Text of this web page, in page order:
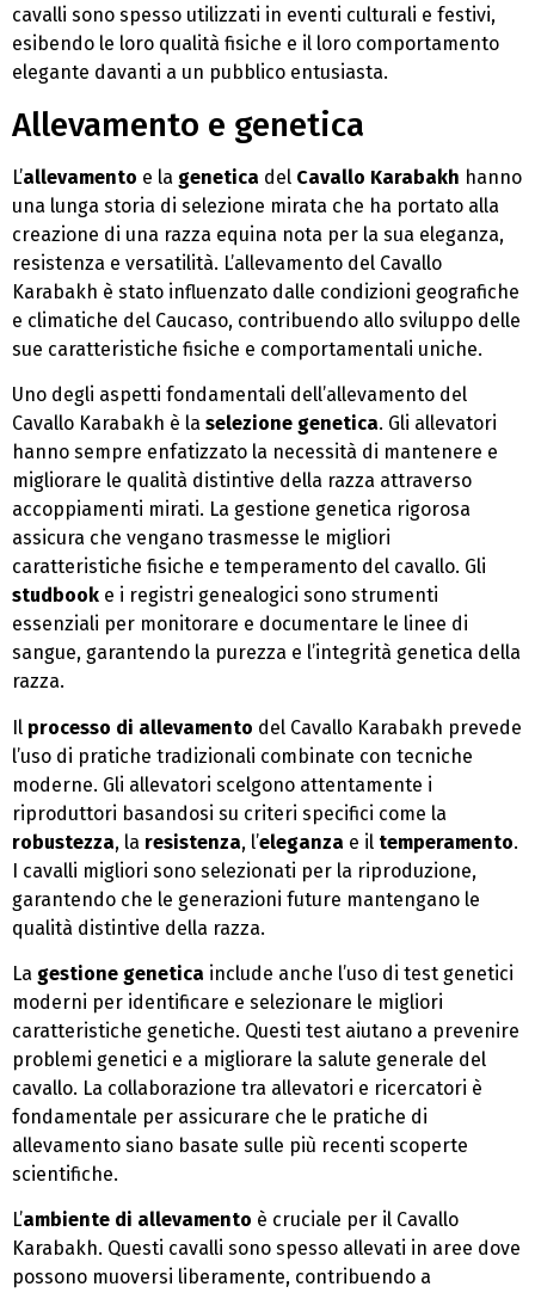
cavalli sono spesso utilizzati in eventi culturali e festivi,
esibendo le loro qualità fisiche e il loro comportamento
elegante davanti a un pubblico entusiasta.
Allevamento e genetica
L’allevamento e la genetica del Cavallo Karabakh hanno
una lunga storia di selezione mirata che ha portato alla
creazione di una razza equina nota per la sua eleganza,
resistenza e versatilità. L’allevamento del Cavallo
Karabakh è stato influenzato dalle condizioni geografiche
e climatiche del Caucaso, contribuendo allo sviluppo delle
sue caratteristiche fisiche e comportamentali uniche.
Uno degli aspetti fondamentali dell’allevamento del
Cavallo Karabakh è la selezione genetica. Gli allevatori
hanno sempre enfatizzato la necessità di mantenere e
migliorare le qualità distintive della razza attraverso
accoppiamenti mirati. La gestione genetica rigorosa
assicura che vengano trasmesse le migliori
caratteristiche fisiche e temperamento del cavallo. Gli
studbook e i registri genealogici sono strumenti
essenziali per monitorare e documentare le linee di
sangue, garantendo la purezza e l’integrità genetica della
razza.
Il processo di allevamento del Cavallo Karabakh prevede
l’uso di pratiche tradizionali combinate con tecniche
moderne. Gli allevatori scelgono attentamente i
riproduttori basandosi su criteri specifici come la
robustezza, la resistenza, l’eleganza e il temperamento.
I cavalli migliori sono selezionati per la riproduzione,
garantendo che le generazioni future mantengano le
qualità distintive della razza.
La gestione genetica include anche l’uso di test genetici
moderni per identificare e selezionare le migliori
caratteristiche genetiche. Questi test aiutano a prevenire
problemi genetici e a migliorare la salute generale del
cavallo. La collaborazione tra allevatori e ricercatori è
fondamentale per assicurare che le pratiche di
allevamento siano basate sulle più recenti scoperte
scientifiche.
L’ambiente di allevamento è cruciale per il Cavallo
Karabakh. Questi cavalli sono spesso allevati in aree dove
possono muoversi liberamente, contribuendo a